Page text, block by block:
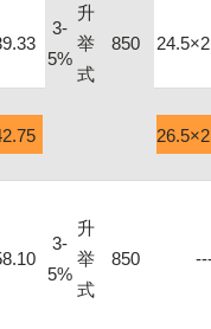
3-
5%
升
举
式
850
3-
5%
升
举
式
850